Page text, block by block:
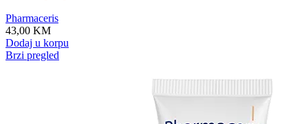
Pharmaceris
43,00 KM
Dodaj u korpu
Brzi pregled